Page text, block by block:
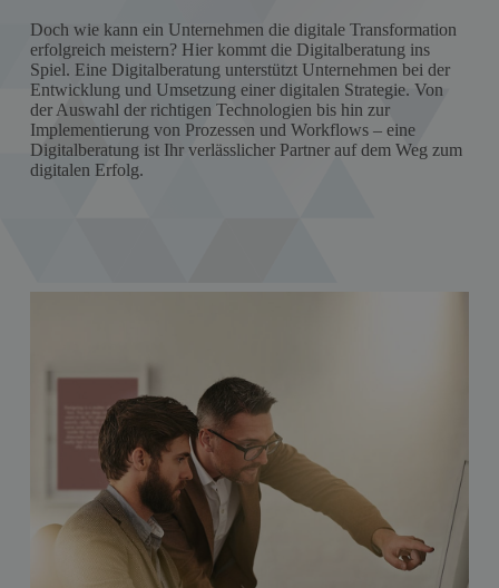
Doch wie kann ein Unternehmen die digitale Transformation
erfolgreich meistern? Hier kommt die Digitalberatung ins
Spiel. Eine Digitalberatung unterstützt Unternehmen bei der
Entwicklung und Umsetzung einer digitalen Strategie. Von
der Auswahl der richtigen Technologien bis hin zur
Implementierung von Prozessen und Workflows – eine
Digitalberatung ist Ihr verlässlicher Partner auf dem Weg zum
digitalen Erfolg.